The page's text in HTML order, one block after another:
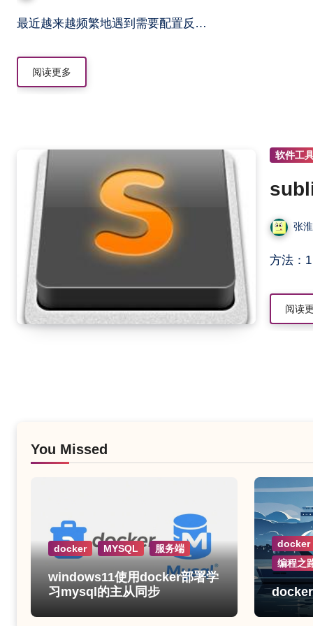
最近越来越频繁地遇到需要配置反…
阅读更多
软件工
张
方法
阅读
You Missed
docker MYSQL 服务端
windows11使用docker部署学
习mysql的主从同步
docker
编程之